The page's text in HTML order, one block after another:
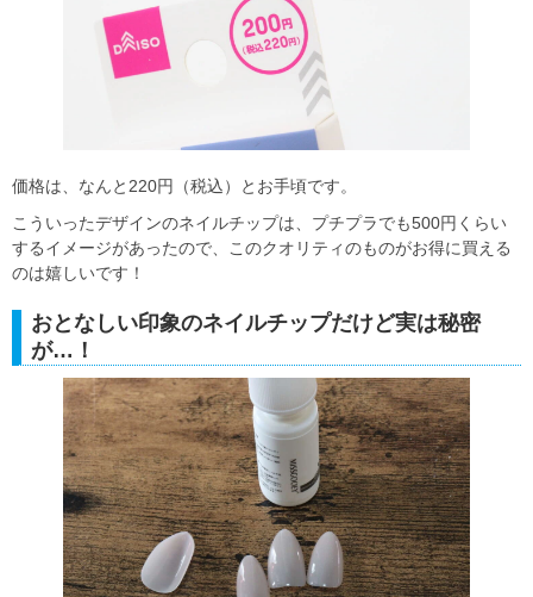
価格は、なんと220円（税込）とお手頃です。
こういったデザインのネイルチップは、プチプラでも500円くらい
するイメージがあったので、このクオリティのものがお得に買える
のは嬉しいです！
おとなしい印象のネイルチップだけど実は秘密
が…！